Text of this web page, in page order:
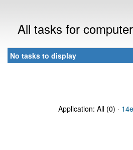
All tasks for
No tasks to display
Application: All (0) ·